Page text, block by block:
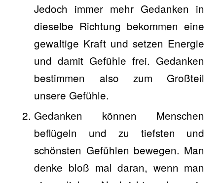
Jedoch immer mehr Gedanken in
dieselbe Richtung bekommen eine
gewaltige Kraft und setzen Energie
und damit Gefühle frei. Gedanken
bestimmen also zum Großteil
unsere Gefühle.
Gedanken können Menschen
beflügeln und zu tiefsten und
schönsten Gefühlen bewegen. Man
denke bloß mal daran, wenn man